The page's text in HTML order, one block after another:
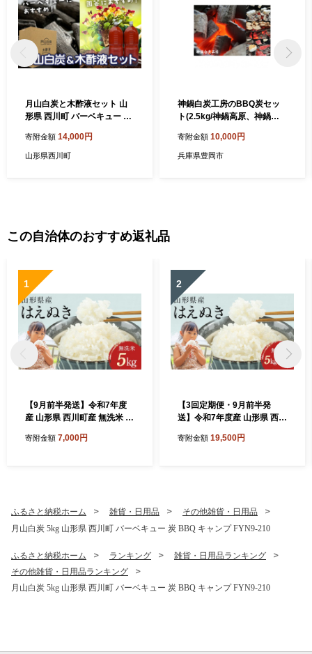
月山白炭と木酢液セット 山
形県 西川町 バーベキュー 炭
花 FYN9-208
寄附金額 14,000円
山形県西川町
神鍋白炭工房のBBQ炭セッ
ト(2.5kg/神鍋高原、神鍋白
プ、豊岡市、炭火革命)
寄附金額 10,000円
兵庫県豊岡市
この自治体のおすすめ返礼品
1
【9月前半発送】令和7年度
産 山形県 西川町産 無洗米 は
ブランド米 ごはん ご飯 節水
寄附金額 7,000円
2
【3回定期便・9月前半発
送】令和7年度産 山形県 西川
ヶ月 定期便 選べる 発送月 精
寄附金額 19,500円
ふるさと納税ホーム 雑貨・日用品
その他雑貨・日用品
月山白炭 5kg 山形県 西川町 バーベキュー 炭 BBQ キャンプ FYN9-210
ふるさと納税ホーム ランキング
雑貨・日用品ランキング
その他雑貨・日用品ランキング
月山白炭 5kg 山形県 西川町 バーベキュー 炭 BBQ キャンプ FYN9-210